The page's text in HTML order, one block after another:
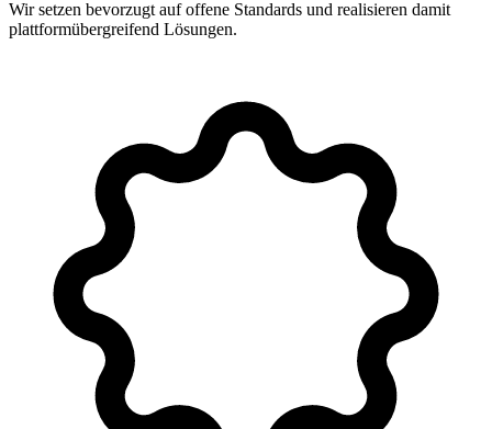
Wir setzen bevorzugt auf offene Standards und realisieren damit
plattformübergreifend Lösungen.